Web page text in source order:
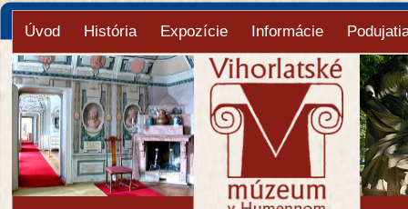
Úvod História Expozície Informácie